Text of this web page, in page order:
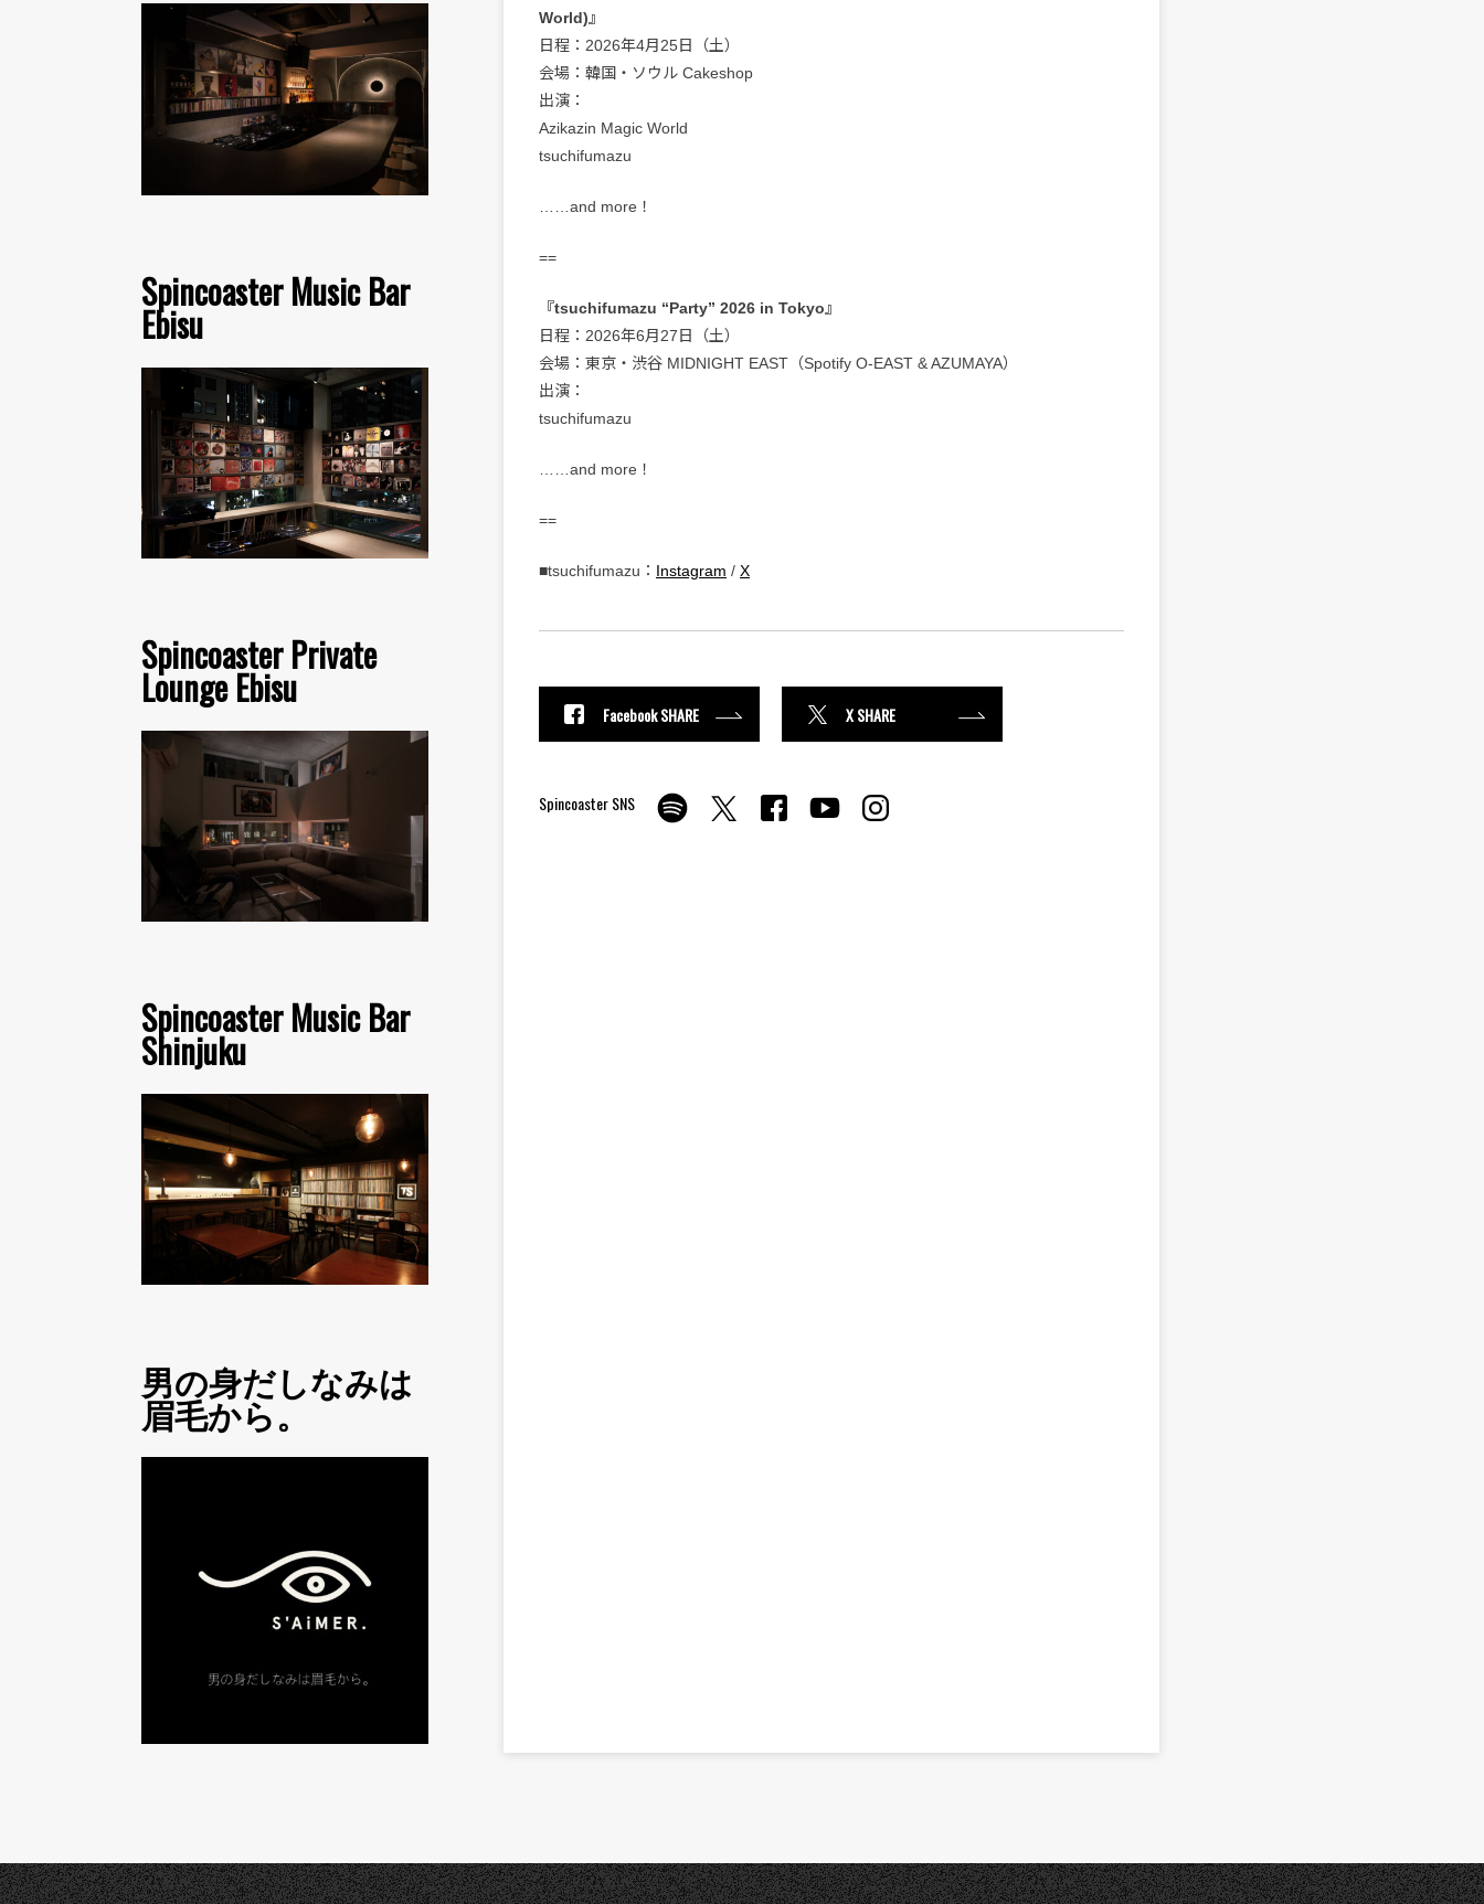
Spincoaster Music Bar
Ebisu
Spincoaster Private
Lounge Ebisu
Spincoaster Music Bar
Shinjuku
男の身だしなみは
眉毛から。
World)』
日程：2026年4月25日（土）
会場：韓国・ソウル Cakeshop
出演：
Azikazin Magic World
tsuchifumazu
……and more！
==
『tsuchifumazu “Party” 2026 in Tokyo』
日程：2026年6月27日（土）
会場：東京・渋谷 MIDNIGHT EAST（Spotify O-EAST & AZUMAYA）
出演：
tsuchifumazu
……and more！
==
■tsuchifumazu： Instagram / X
Facebook SHARE X SHARE
Spincoaster SNS